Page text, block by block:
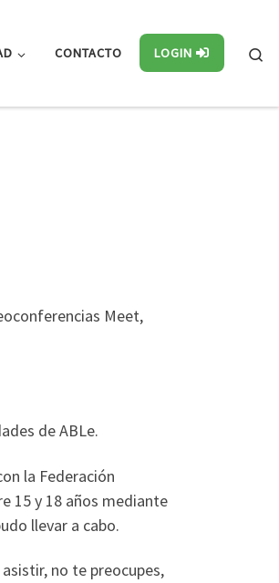
CONTACTO LOGIN
Meet,
de ABLe.
la Federación
15 y 18 años mediante
llevar a cabo.
no te preocupes,